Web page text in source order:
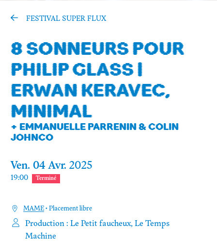
FESTIVAL SUPER FLUX
8 SONNEURS POUR
PHILIP GLASS |
ERWAN KERAVEC,
MINIMAL
+ EMMANUELLE PARRENIN & COLIN
JOHNCO
Ven. 04 Avr. 2025
19:00 Terminé
MAME• Placement libre
Production : Le Petit faucheux, Le Temps
Machine
Mon compte
Contact
Facebook
Instagram
Mastodon
Infos pratiques